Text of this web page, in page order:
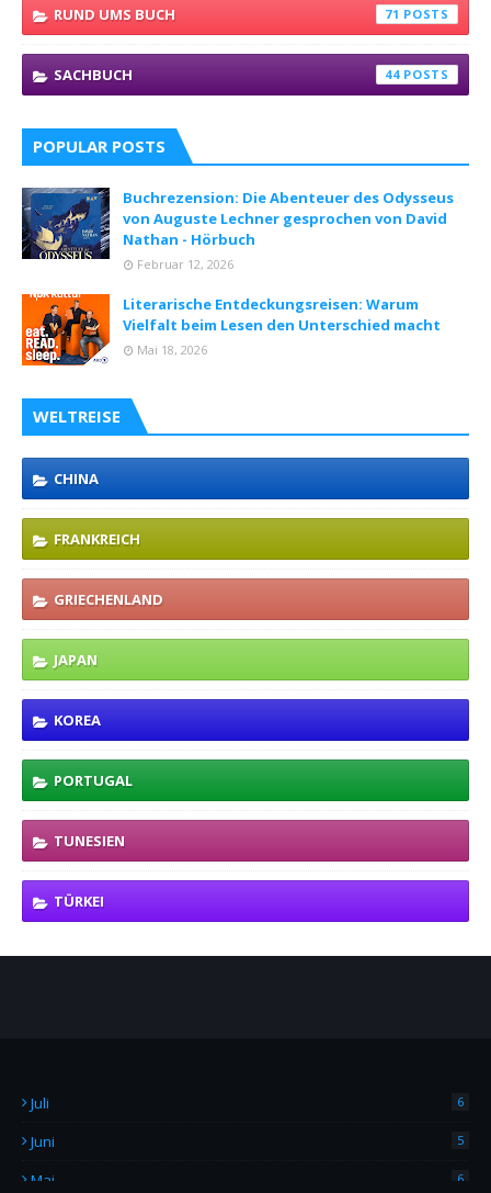
RUND UMS BUCH 71
SACHBUCH 44
POPULAR POSTS
Buchrezension: Die Abenteuer des Odysseus
von Auguste Lechner gesprochen von David
Nathan - Hörbuch
Februar 12, 2026
Literarische Entdeckungsreisen: Warum
Vielfalt beim Lesen den Unterschied macht
Mai 18, 2026
WELTREISE
CHINA
FRANKREICH
GRIECHENLAND
JAPAN
KOREA
PORTUGAL
TUNESIEN
TÜRKEI
Juli 6
Juni 5
Mai 6